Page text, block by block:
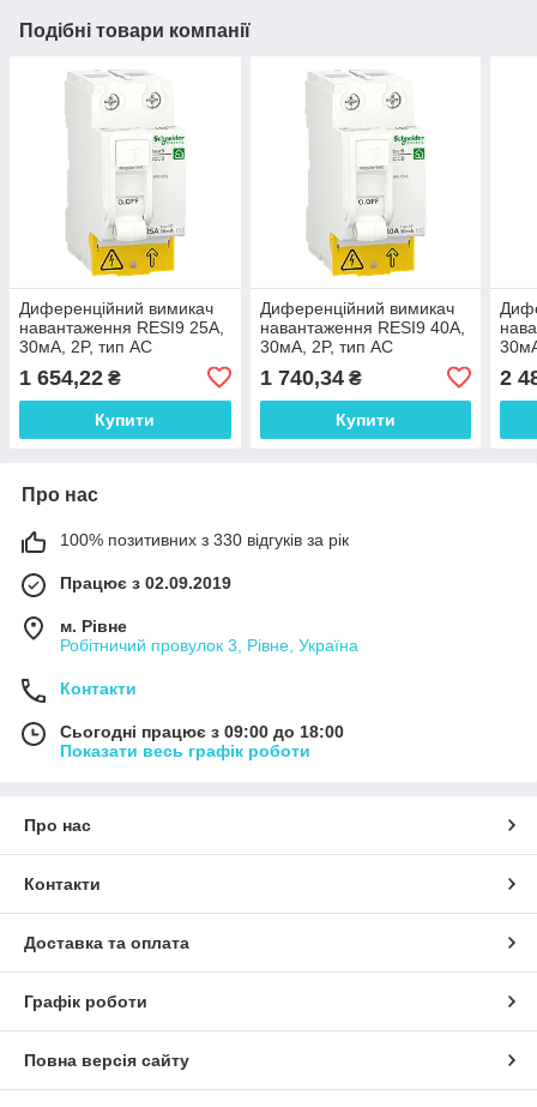
Подібні товари компанії
Диференційний вимикач
навантаження RESI9 25A,
30мA, 2P, тип АС
1 654,22 ₴
Купити
Диференційний вимикач
навантаження RESI9 40A,
30мA, 2P, тип АС
1 740,34₴
Купити
2
Про нас
100% позитивних з 330 відгуків за рік
Працює з 02.09.2019
м. Рівне
Робітничий провулок 3, Рівне, Україна
Контакти
Сьогодні працює з 09:00 до 18:00
Показати весь графік роботи
Про нас
Контакти
Доставка та оплата
Графік роботи
Повна версія сайту